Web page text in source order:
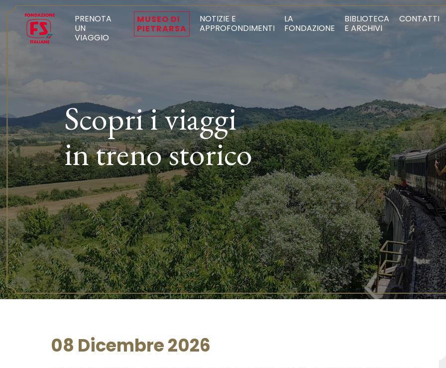
PRENOTA
UN
VIAGGIO
MUSEO DI
PIETRARSA
NOTIZIE E
APPROFONDIMENTI
LA
FONDAZIONE
BIBLIOTECA
E ARCHIVI
CONTATTI
Scopri i viaggi
in treno storico
08 Dicembre 2026